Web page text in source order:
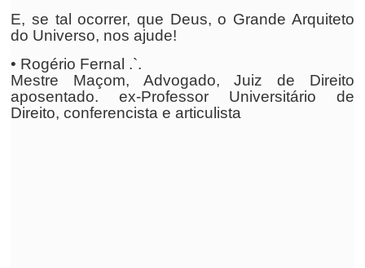
E, se tal ocorrer, que Deus, o Grande Arquiteto
do Universo, nos ajude!
• Rogério Fernal .`.
Mestre Maçom, Advogado, Juiz de Direito
aposentado. ex-Professor Universitário de
Direito, conferencista e articulista